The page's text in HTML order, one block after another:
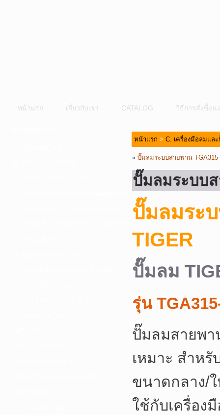
หน้าแรก เกี่ยวกับเรา CATALOG วิธีการสั่งซื้อแ
D. เครื่องมือก่อสร้าง-เครื่องมืออุตสาหกรรม
หน้าแรก > C. เครื่องมือลมแล
« ปั๊มลมระบบสายพาน
ปั๊มลมระบบส
ปั๊มลมระ
TIGER
ปั๊มลม
รุ่น
ปั๊มลมสายพา
เหมาะ สำห
ขนาดกลาง/
ใช้กับเครื่อง